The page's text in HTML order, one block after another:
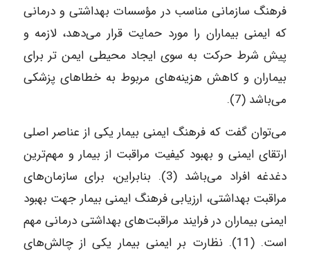
فرهنگ سازمانی مناسب در مؤسسات بهداشتی و درمانی
که ایمنی بیماران را مورد حمایت قرار می‌دهد، لازمه و
پیش شرط حرکت به سوی ایجاد محیطی ایمن تر برای
بیماران و کاهش هزینه‌های مربوط به خطاهای پزشکی
می‌باشد (7).
می‌توان گفت که فرهنگ ایمنی بیمار یکی از عناصر اصلی
ارتقای ایمنی و بهبود کیفیت مراقبت از بیمار و مهم‌ترین
دغدغه افراد می‌باشد (3). بنابراین، برای سازمان‌های
مراقبت بهداشتی، ارزیابی فرهنگ ایمنی بیمار جهت بهبود
ایمنی بیماران در فرایند مراقبت‌های بهداشتی درمانی مهم
است. (11). نظارت بر ایمنی بیمار یکی از چالش‌های